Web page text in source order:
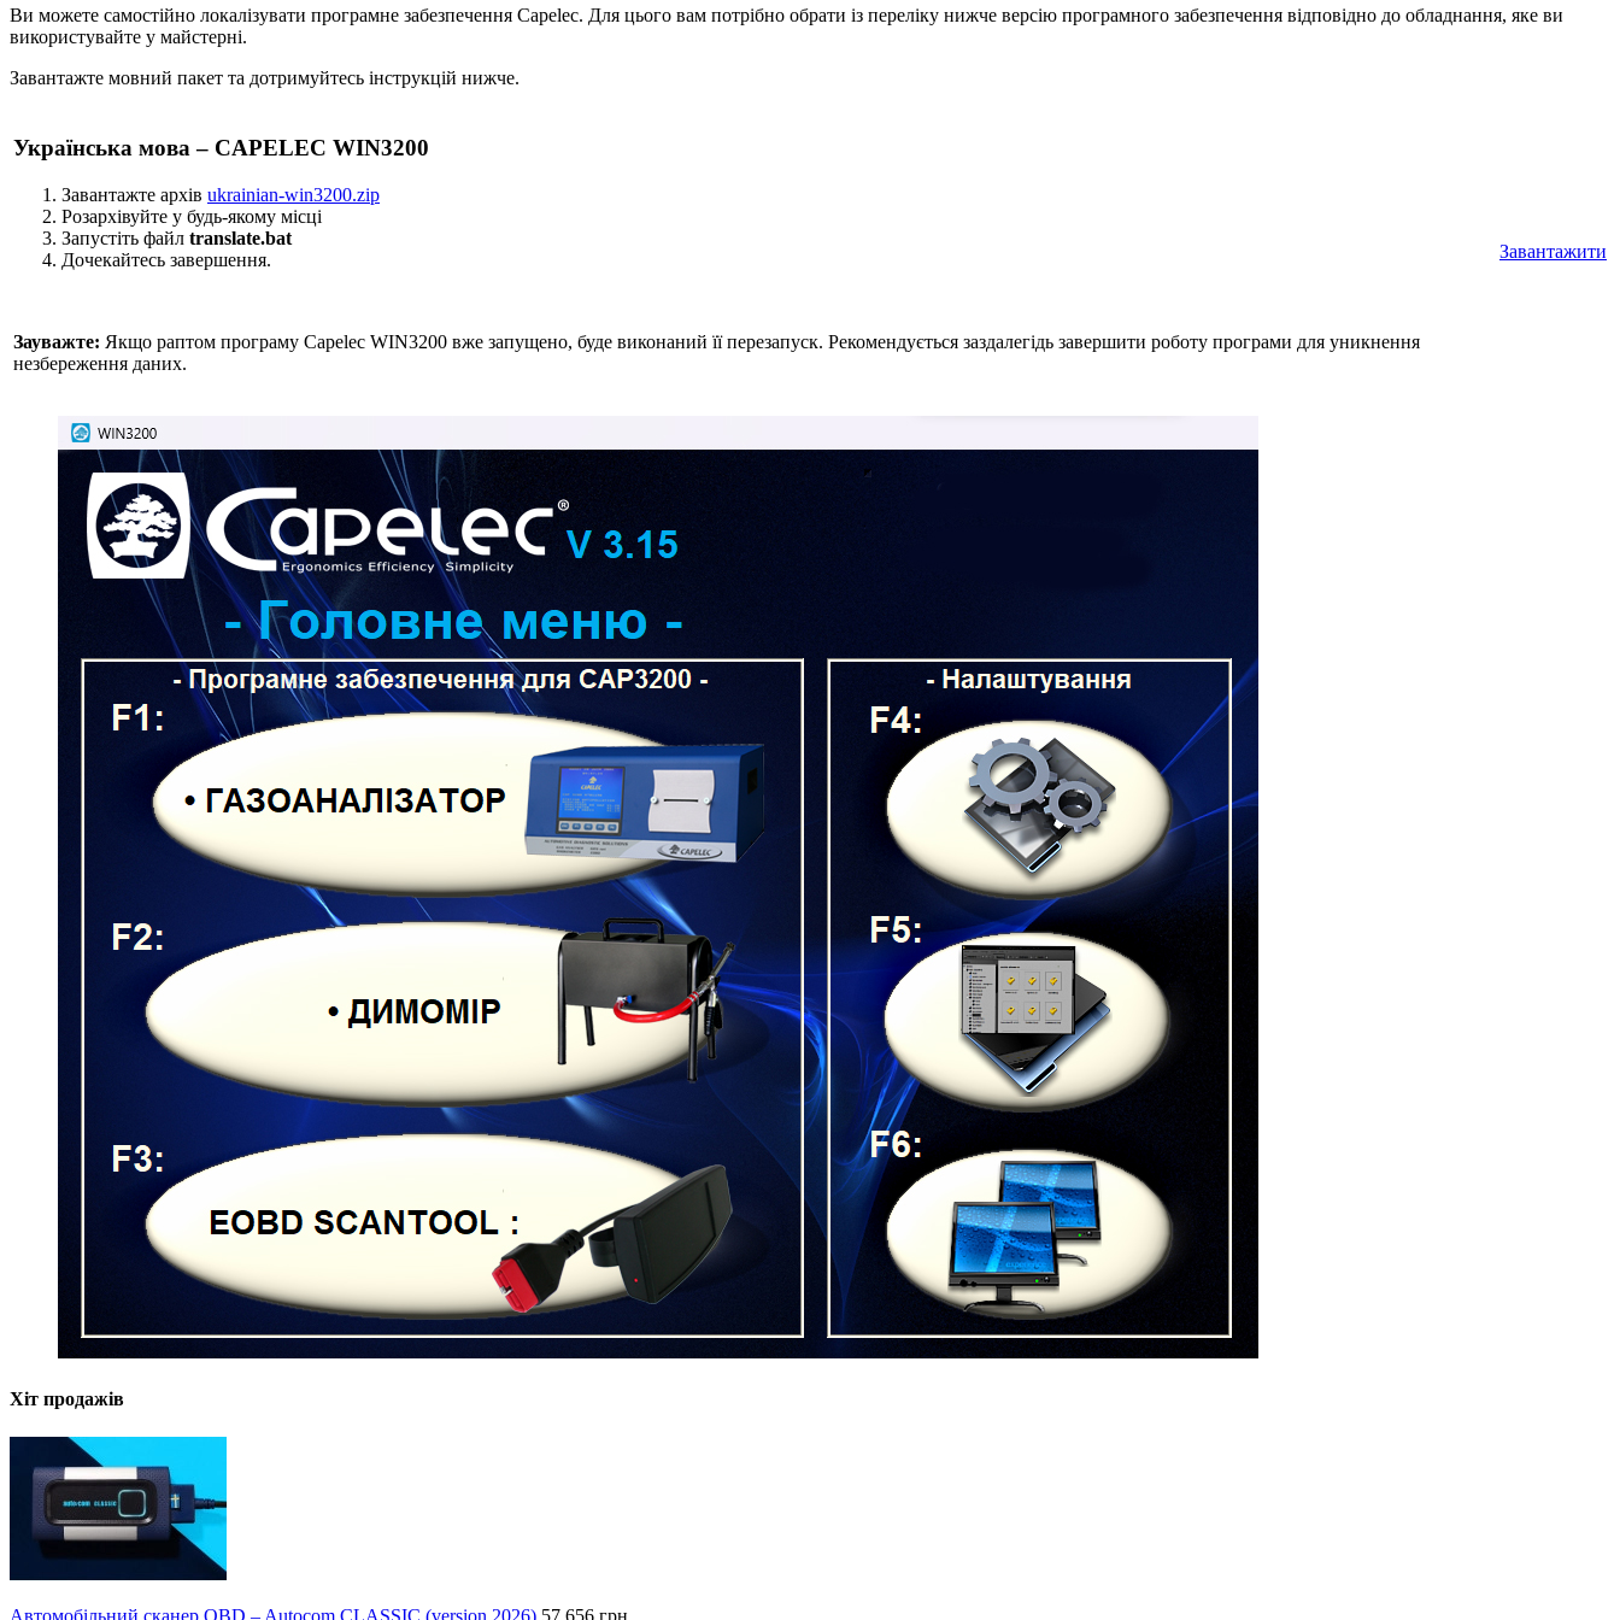
Ви можете самостійно локалізувати програмне забезпечення Capelec. Для цього вам потрібно обрати із переліку нижче версію програмного забезпечення відповідно до обладнання, яке ви
використувайте у майстерні.
Завантажте мовний пакет та дотримуйтесь інструкцій нижче.
Українська мова – CAPELEC WIN3200
Завантажте архів ukrainian-win3200.zip
Розархівуйте у будь-якому місці
Запустіть файл translate.bat
Дочекайтесь завершення.
Зауважте: Якщо раптом програму Capelec WIN3200 вже запущено, буде виконаний її перезапуск. Рекомендується заздалегідь завершити роботу програми для уникнення
незбереження даних.
Завантажити
Хіт продажів
Автомобільний сканер OBD – Autocom CLASSIC (version 2026) 57 656 грн